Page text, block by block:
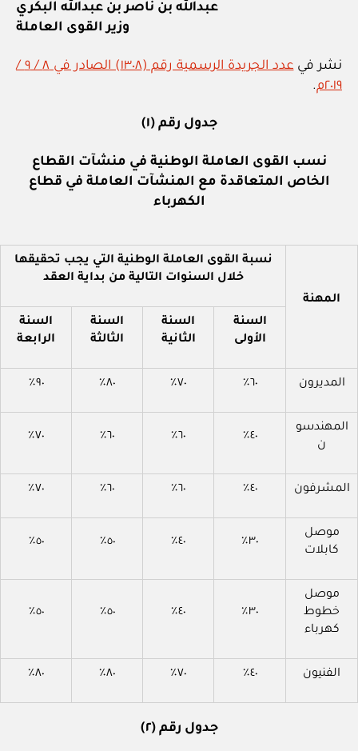
عبدالله بن ناصر بن عبدالله البكري
وزير القوى العاملة
نشر في
عدد الجريدة الرسمية رقم (١٣٠٨) الصادر في ٨ / ٩ /
٢٠١٩م
.
جدول رقم (١)
نسب القوى العاملة الوطنية في منشآت القطاع
الخاص المتعاقدة مع المنشآت العاملة في قطاع
الكهرباء
المهنة
نسبة القوى العاملة الوطنية التي يجب تحقيقها
خلال السنوات التالية من بداية العقد
السنة
الأولى
السنة
الثانية
السنة
الثالثة
السنة
الرابعة
المديرون ٦٠٪ ٧٠٪ ٨٠٪ ٩٠٪
المهندسو
ن
٤٠٪ ٦٠٪ ٦٠٪ ٧٠٪
المشرفون ٤٠٪ ٦٠٪ ٦٠٪ ٧٠٪
موصل
كابلات
٣٠٪ ٤٠٪ ٥٠٪ ٥٠٪
موصل
خطوط
كهرباء
٣٠٪ ٤٠٪ ٥٠٪ ٥٠٪
الفنيون ٤٠٪ ٧٠٪ ٨٠٪ ٨٠٪
جدول رقم (٢)